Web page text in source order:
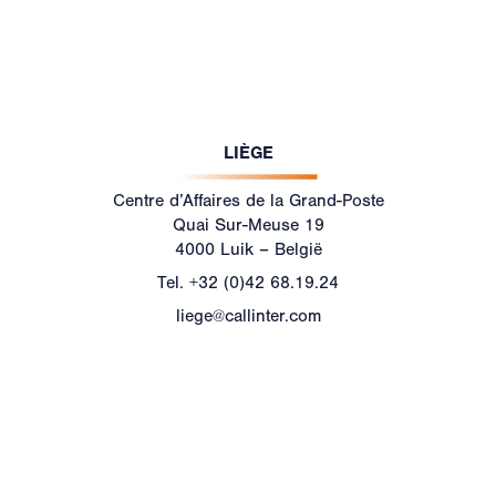
LIÈGE
Centre d’Affaires de la Grand-Poste
Quai Sur-Meuse 19
4000 Luik – België
Tel. +32 (0)42 68.19.24
liege@callinter.com